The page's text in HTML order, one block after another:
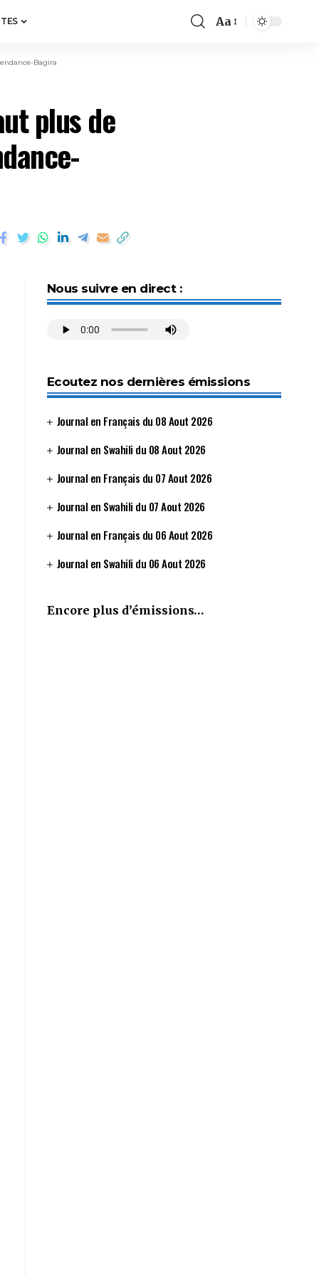
Aa
Bagira
plus de
Nous suivre en direct :
Ecoutez nos dernières émissions
Journal en Français du 08 Aout 2026
Journal en Swahili du 08 Aout 2026
Journal en Français du 07 Aout 2026
Journal en Swahili du 07 Aout 2026
Journal en Français du 06 Aout 2026
Journal en Swahili du 06 Aout 2026
Encore plus d’émissions…